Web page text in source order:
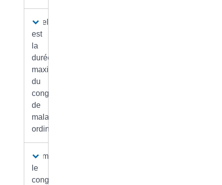
Quelle
est
la
durée
maximum
du
congé
de
maladie
ordinaire ?
Comment
le
congé